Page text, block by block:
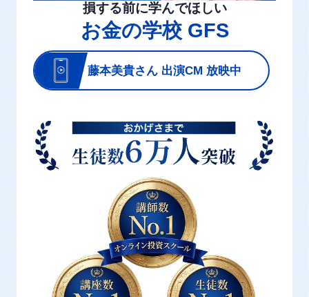
損する前に学んでほしい
お金の学校 GFS
藤本美貴さん 出演CM 放映中